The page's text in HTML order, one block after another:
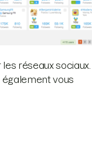
les réseaux sociaux.
également vous